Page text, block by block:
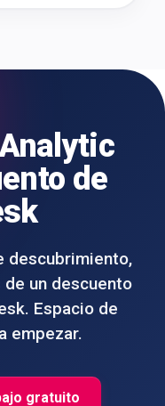
de
descubrimiento,
de un descuento
Espacio de
empezar.
gratuito